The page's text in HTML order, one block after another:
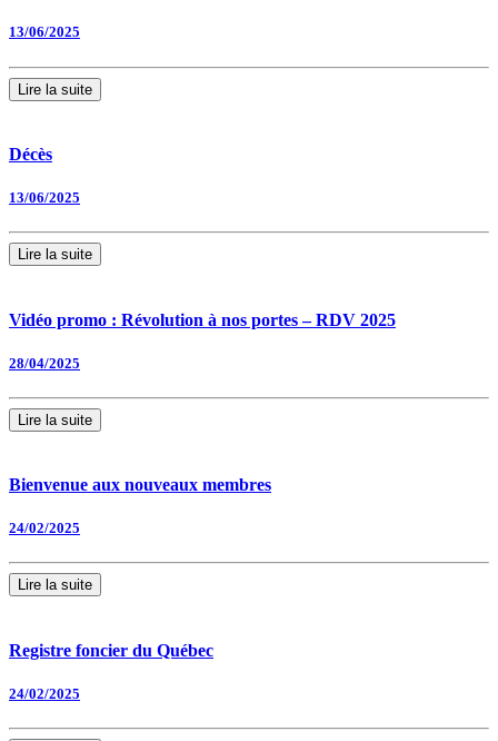
13/06/2025
Lire la suite
Décès
13/06/2025
Lire la suite
Vidéo promo : Révolution à nos portes – RDV 2025
28/04/2025
Lire la suite
Bienvenue aux nouveaux membres
24/02/2025
Lire la suite
Registre foncier du Québec
24/02/2025